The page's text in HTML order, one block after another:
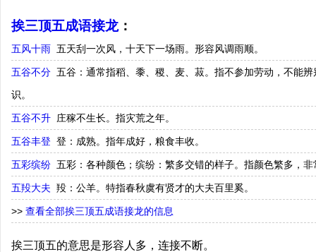
挨三顶五成语接龙：
五风十雨 五天刮一次风，十天下一场雨。形容风调雨顺。
五谷不分 五谷：通常指稻、黍、稷、麦、菽。指不参加劳动，不能
识。
五谷不升 庄稼不生长。指灾荒之年。
五谷丰登 登：成熟。指年成好，粮食丰收。
五彩缤纷 五彩：各种颜色；缤纷：繁多交错的样子。指颜色繁多，非
五羖大夫 羖：公羊。特指春秋虞有贤才的大夫百里奚。
>> 查看全部挨三顶五成语接龙的信息
挨三顶五的意思是形容人多，连接不断。